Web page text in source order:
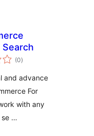
(0totale
bedømmelser
)
and advance
For
with any
se …